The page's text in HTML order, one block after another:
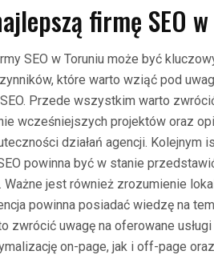
firmę SEO
SEO w Toruniu może być
które warto wziąć pod
Przede wszystkim warto
wcześniejszych projektów oraz
działań agencji. Kolejnym
powinna być w stanie
jest również zrozumienie
powinna posiadać wiedzę na
zwrócić uwagę na oferowane
on-page, jak i off-page